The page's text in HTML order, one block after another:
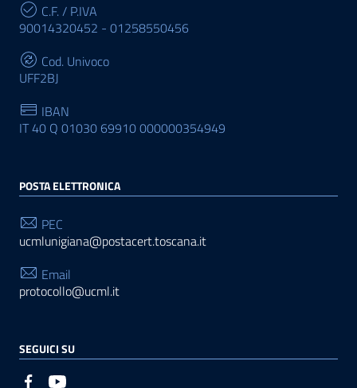
C.F. / P.IVA
90014320452 - 01258550456
Cod. Univoco
UFF2BJ
IBAN
IT 40 Q 01030 69910 000000354949
POSTA ELETTRONICA
PEC
ucmlunigiana@postacert.toscana.it
Email
protocollo@ucml.it
SEGUICI SU